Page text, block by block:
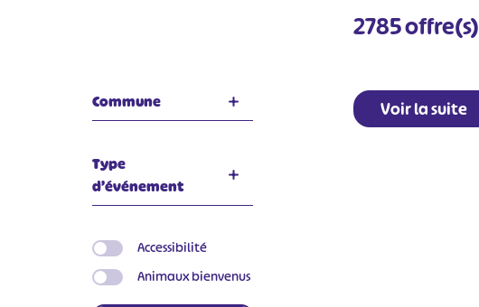
2785offre(s)
Commune
Type
d’événement
Accessibilité
Animaux bienvenus
Voir la suite